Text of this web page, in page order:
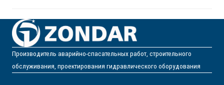
Производитель аварийно-спасательных работ, строительного
обслуживания, проектирования гидравлического оборудования